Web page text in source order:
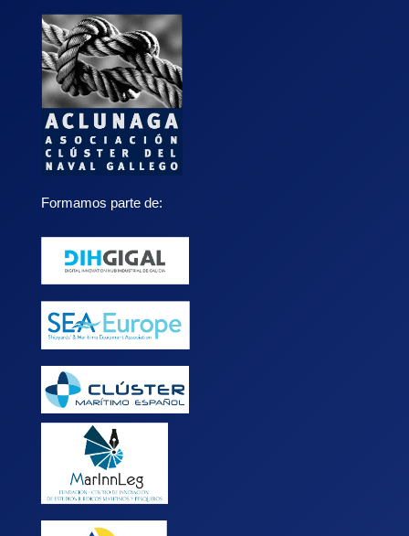
Formamos parte de: